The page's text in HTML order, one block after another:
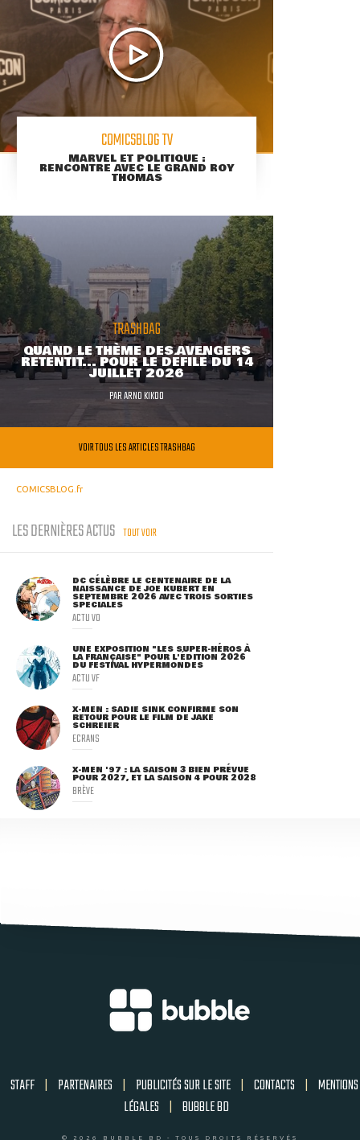
COMICSBLOG TV
MARVEL ET POLITIQUE :
RENCONTRE AVEC LE GRAND ROY
THOMAS
TRASHBAG
QUAND LE THÈME DES AVENGERS
RETENTIT... POUR LE DÉFILÉ DU 14
JUILLET 2026
PARARNO KIKOO
VOIR TOUS LES ARTICLES TRASHBAG
COMICSBLOG.fr
LES DERNIÈRES ACTUS TOUT VOIR
DC CÉLÈBRE LE CENTENAIRE DE LA
NAISSANCE DE JOE KUBERT EN
SEPTEMBRE 2026 AVEC TROIS SORTIES
SPÉCIALES
ACTU VO
UNE EXPOSITION "LES SUPER-HÉROS À
LA FRANÇAISE" POUR L'ÉDITION 2026
DU FESTIVAL HYPERMONDES
ACTU VF
X-MEN : SADIE SINK CONFIRME SON
RETOUR POUR LE FILM DE JAKE
SCHREIER
ECRANS
X-MEN '97 : LA SAISON 3 BIEN PRÉVUE
POUR 2027, ET LA SAISON 4 POUR 2028
BRÈVE
STAFF | PARTENAIRES | PUBLICITÉS SUR LE SITE | CONTACTS | MENTIONS
LÉGALES | BUBBLE BD
© 2026 BUBBLE BD - TOUS DROITS RÉSERVÉS